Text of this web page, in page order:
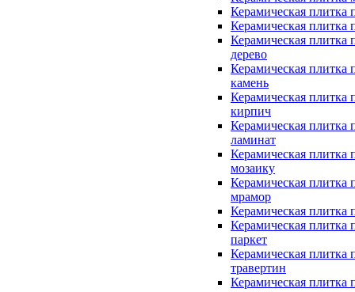
Керамическая плитка
Керамическая плитка
Керамическая плитка
дерево
Керамическая плитка
камень
Керамическая плитка
кирпич
Керамическая плитка
ламинат
Керамическая плитка
мозаику
Керамическая плитка
мрамор
Керамическая плитка
Керамическая плитка
паркет
Керамическая плитка
травертин
Керамическая плитка